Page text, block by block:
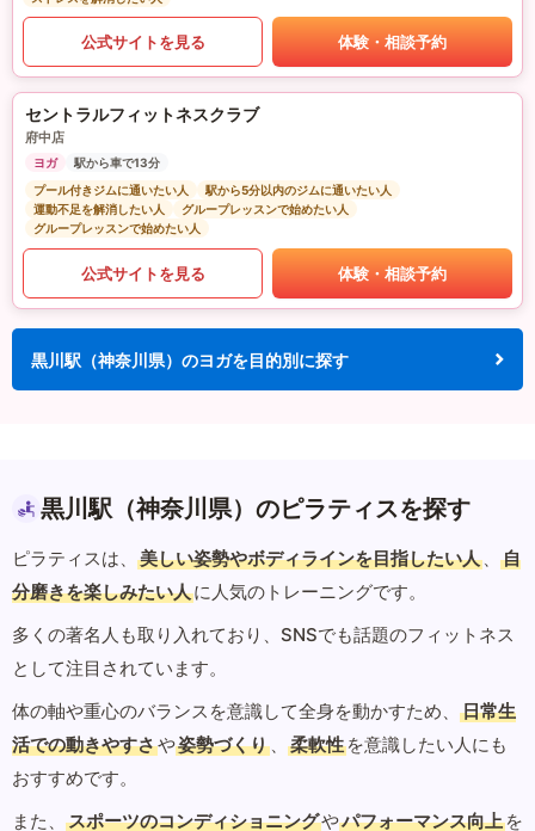
公式サイトを見る 体験・相談予約
セントラルフィットネスクラブ
府中店
ヨガ
駅から車で13分
プール付きジムに通いたい人
駅から5分以内のジムに通いたい人
運動不足を解消したい人
グループレッスンで始めたい人
グループレッスンで始めたい人
公式サイトを見る 体験・相談予約
黒川駅（神奈川県）のヨガを目的別に探す
黒川駅（神奈川県）のピラティスを探す
ピラティスは、 美しい姿勢やボディラインを目指したい人 、
自
分磨きを楽しみたい人に人気のトレーニングです。
多くの著名人も取り入れており、SNSでも話題のフィットネス
として注目されています。
体の軸や重心のバランスを意識して全身を動かすため、
日常生
活での動きやすさや姿勢づくり 、 柔軟性 を意識したい人にも
おすすめです。
また、
スポーツのコンディショニングやパフォーマンス向上 を